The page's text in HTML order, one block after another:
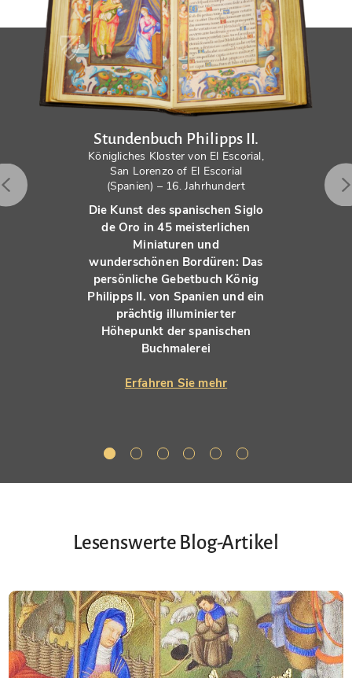
Stundenbuch Philipps II.
Königliches Kloster von El Escorial,
San Lorenzo of El Escorial
(Spanien) – 16. Jahrhundert
Die Kunst des spanischen Siglo
de Oro in 45 meisterlichen
Miniaturen und
wunderschönen Bordüren: Das
persönliche Gebetbuch König
Philipps II. von Spanien und ein
prächtig illuminierter
Höhepunkt der spanischen
Buchmalerei
Erfahren Sie mehr
Lesenswerte Blog-Artikel